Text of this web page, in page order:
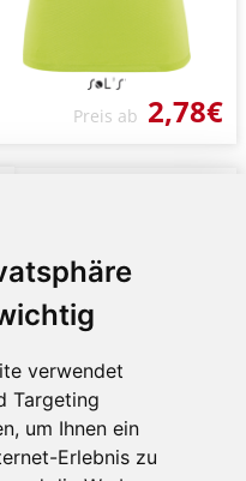
verwendet
Targeting
um Ihnen ein
Erlebnis zu
Preis ab 2,78€